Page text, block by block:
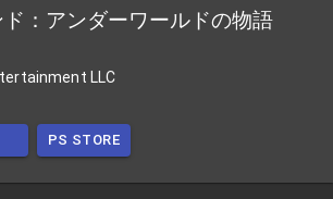
：アンダーワールドの物語
LLC
PS STORE